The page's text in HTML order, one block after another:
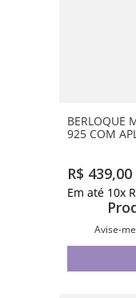
BERLOQUE
925 COM
R$ 439,00
Em até 10x
Avise-